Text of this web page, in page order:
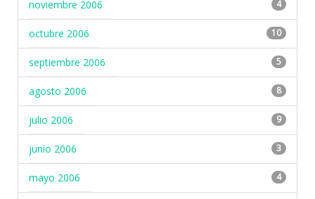
noviembre 2006 4
octubre 2006 10
septiembre 2006 5
agosto 2006 8
julio 2006 9
junio 2006 3
mayo 2006 4